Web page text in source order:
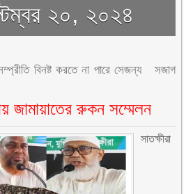
২০, ২০২৪
বিনষ্ট করতে না পারে সেজন্য সজাগ
জামায়াতের রুকন সম্মেলন
সাতক্ষীরা